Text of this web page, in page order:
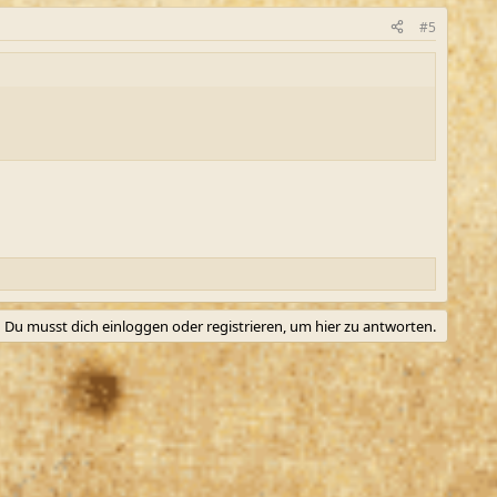
#5
Du musst dich einloggen oder registrieren, um hier zu antworten.